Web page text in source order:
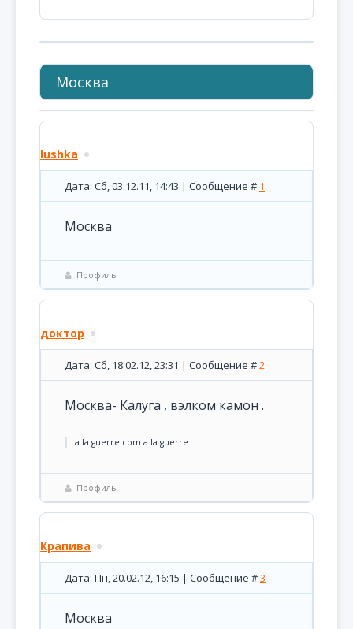
Москва
lushka
Дата: Сб, 03.12.11, 14:43 | Сообщение # 1
Москва
Профиль
доктор
Дата: Сб, 18.02.12, 23:31 | Сообщение #2
Москва- Калуга , вэлком камон .
a la guerre com a la guerre
Профиль
Крапива
Дата: Пн, 20.02.12, 16:15 | Сообщение #3
Москва